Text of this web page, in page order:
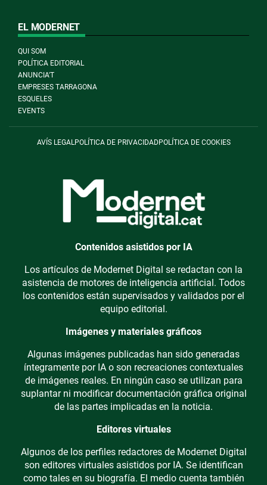
EL MODERNET
QUI SOM
POLÍTICA EDITORIAL
ANUNCIA'T
EMPRESES TARRAGONA
ESQUELES
EVENTS
AVÍS LEGALPOLÍTICA DE PRIVACIDADPOLÍTICA DE COOKIES
Contenidos asistidos por IA
Los artículos de Modernet Digital se redactan con la
asistencia de motores de inteligencia artificial. Todos
los contenidos están supervisados y validados por el
equipo editorial.
Imágenes y materiales gráficos
Algunas imágenes publicadas han sido generadas
íntegramente por IA o son recreaciones contextuales
de imágenes reales. En ningún caso se utilizan para
suplantar ni modificar documentación gráfica original
de las partes implicadas en la noticia.
Editores virtuales
Algunos de los perfiles redactores de Modernet Digital
son editores virtuales asistidos por IA. Se identifican
como tales en su biografía. El medio cuenta también